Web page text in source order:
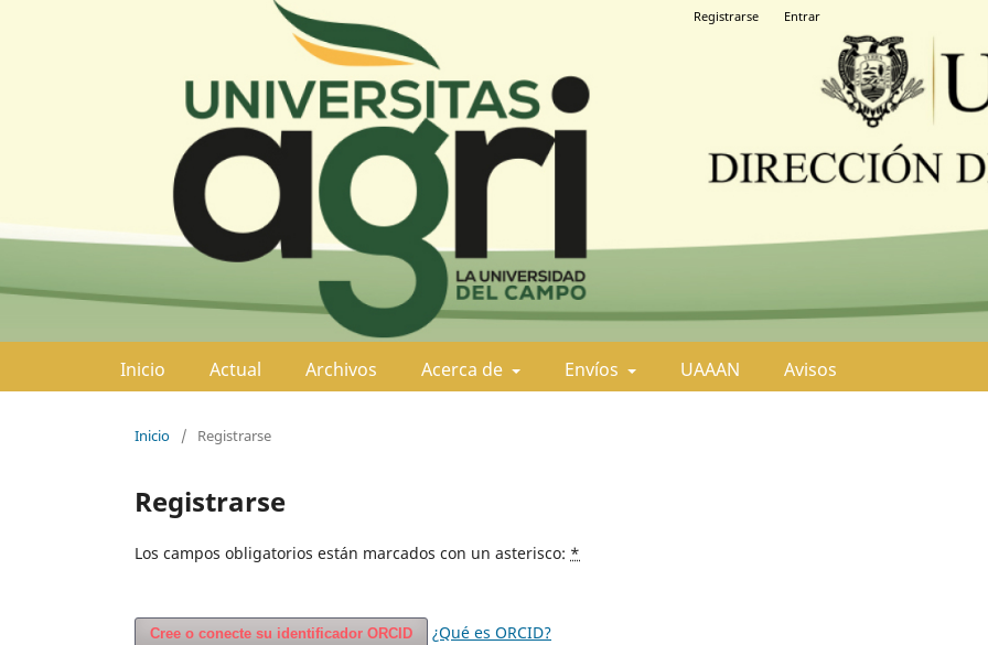
Inicio Actual Archivos Acerca de Envíos UAAAN Avisos
Registrarse Entrar
Inicio / Registrarse
Registrarse
Los campos obligatorios están marcados con un asterisco: *
Cree o conecte su identificador ORCID ¿Qué es ORCID?